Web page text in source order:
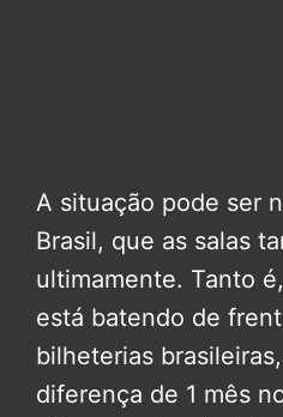
A situação pode ser
Brasil, que as salas
ultimamente. Tanto
está batendo de
bilheterias
diferença de 1 mês